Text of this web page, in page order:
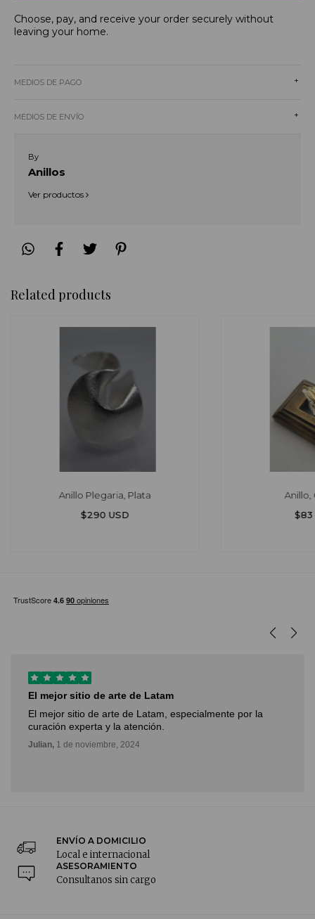
Choose, pay, and receive your order securely without
leaving your home.
+
MEDIOS DE PAGO
+
MEDIOS DE ENVÍO
By
Anillos
Ver productos
Related products
Anillo Plegaria, Plata
$290 USD
Anillo,
$83
El mejor sitio de arte de Latam
El mejor sitio de arte de Latam, especialmente por la
curación experta y la atención.
Julian, 1 de noviembre, 2024
ENVÍO A DOMICILIO
Local e internacional
ASESORAMIENTO
Consultanos sin cargo